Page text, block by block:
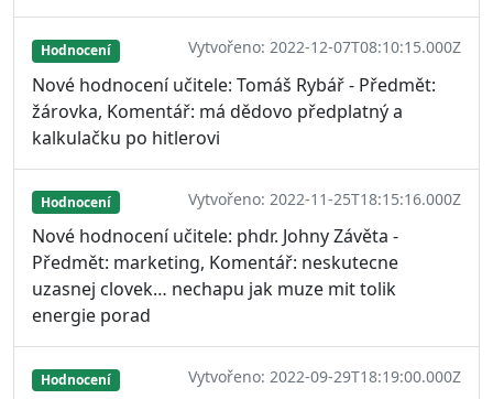
Hodnocení Vytvořeno: 2022-12-07T08:10:15.000Z
Nové hodnocení učitele: Tomáš Rybář - Předmět:
žárovka, Komentář: má dědovo předplatný a
kalkulačku po hitlerovi
Hodnocení Vytvořeno: 2022-11-25T18:15:16.000Z
Nové hodnocení učitele: phdr. Johny Závěta -
Předmět: marketing, Komentář: neskutecne
uzasnej clovek… nechapu jak muze mit tolik
energie porad
Hodnocení Vytvořeno: 2022-09-29T18:19:00.000Z